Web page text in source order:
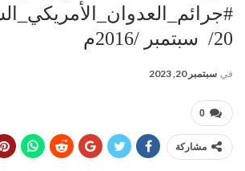
20/ سبتمبر /2016م
في سبتمبر 20, 2023
0
مشاركة